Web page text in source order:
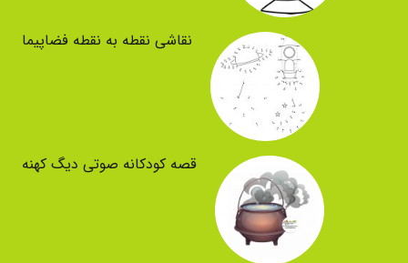
نقاشی نقطه به نقطه فضاپیما
قصه کودکانه صوتی دیگ کهنه